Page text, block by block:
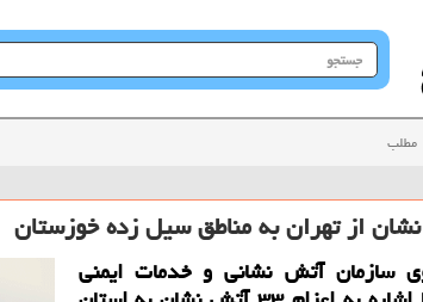
جستجو
در
مطلب
سازمان آتش نشانی و خدمات ایمنی